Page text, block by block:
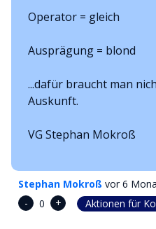
Operator = gleich
Ausprägung = blond
...dafür braucht man
Auskunft.
VG Stephan Mokroß
Stephan Mokroß vor 6
-
0 + Aktionen für